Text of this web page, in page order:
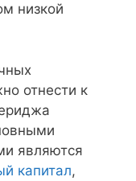
низкой
отнести к
являются
капитал,